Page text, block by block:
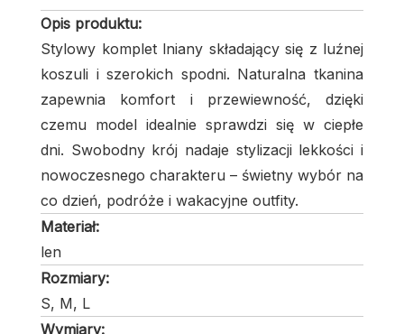
Opis produktu:
Stylowy komplet lniany składający się z luźnej
koszuli i szerokich spodni. Naturalna tkanina
zapewnia komfort i przewiewność, dzięki
czemu model idealnie sprawdzi się w ciepłe
dni. Swobodny krój nadaje stylizacji lekkości i
nowoczesnego charakteru – świetny wybór na
co dzień, podróże i wakacyjne outfity.
Materiał:
len
Rozmiary:
S, M, L
Wymiary: